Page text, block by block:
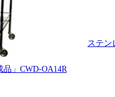
」CWD-OA14R
ステン